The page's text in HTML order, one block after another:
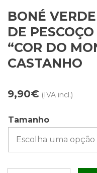
BONÉ
DE
“COR DO
CASTANHO
9,90€ (IVA incl.)
Tamanho